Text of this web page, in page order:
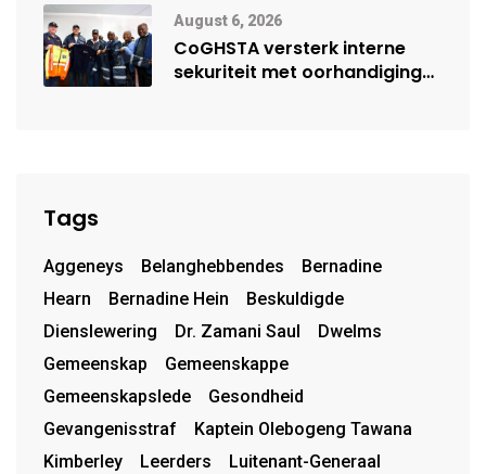
August 6, 2026
CoGHSTA versterk interne
sekuriteit met oorhandiging
Tags
Aggeneys Belanghebbendes
Bernadine
Hearn
Bernadine Hein
Beskuldigde
Dienslewering
Dr. Zamani Saul
Dwelms
Gemeenskap
Gemeenskappe
Gemeenskapslede
Gesondheid
Gevangenisstraf
Kaptein Olebogeng Tawana
Kimberley
Leerders
Luitenant-Generaal